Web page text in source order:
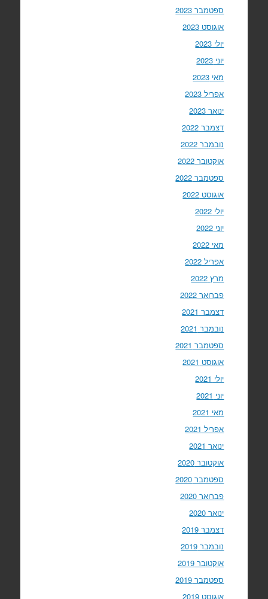
ספטמבר 2023
אוגוסט 2023
יולי 2023
יוני 2023
מאי 2023
אפריל 2023
ינואר 2023
דצמבר 2022
נובמבר 2022
אוקטובר 2022
ספטמבר 2022
אוגוסט 2022
יולי 2022
יוני 2022
מאי 2022
אפריל 2022
מרץ 2022
פברואר 2022
דצמבר 2021
נובמבר 2021
ספטמבר 2021
אוגוסט 2021
יולי 2021
יוני 2021
מאי 2021
אפריל 2021
ינואר 2021
אוקטובר 2020
ספטמבר 2020
פברואר 2020
ינואר 2020
דצמבר 2019
נובמבר 2019
אוקטובר 2019
ספטמבר 2019
אוגוסט 2019